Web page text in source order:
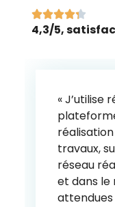

4,3/5,
« J’utilise
travaux,
réseau
et dans le
attendues